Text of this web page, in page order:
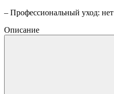
– Профессиональный уход: нет
Описание